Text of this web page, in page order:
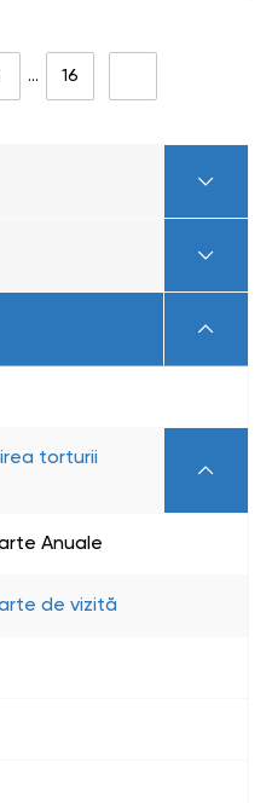
… 16
torturii
Anuale
de vizită